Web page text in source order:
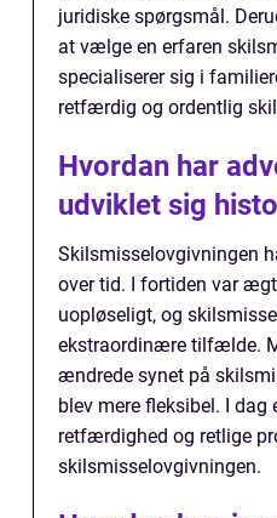
juridiske spørgsmål.
at vælge en erfaren
specialiserer sig i
retfærdig og ordentlig
Hvordan har
udviklet sig
Skilsmisselovgivningen
over tid. I fortiden var
uopløseligt, og
ekstraordinære tilfælde.
ændrede synet på
blev mere fleksibel. I dag
retfærdighed og retlige
skilsmisselovgivningen.